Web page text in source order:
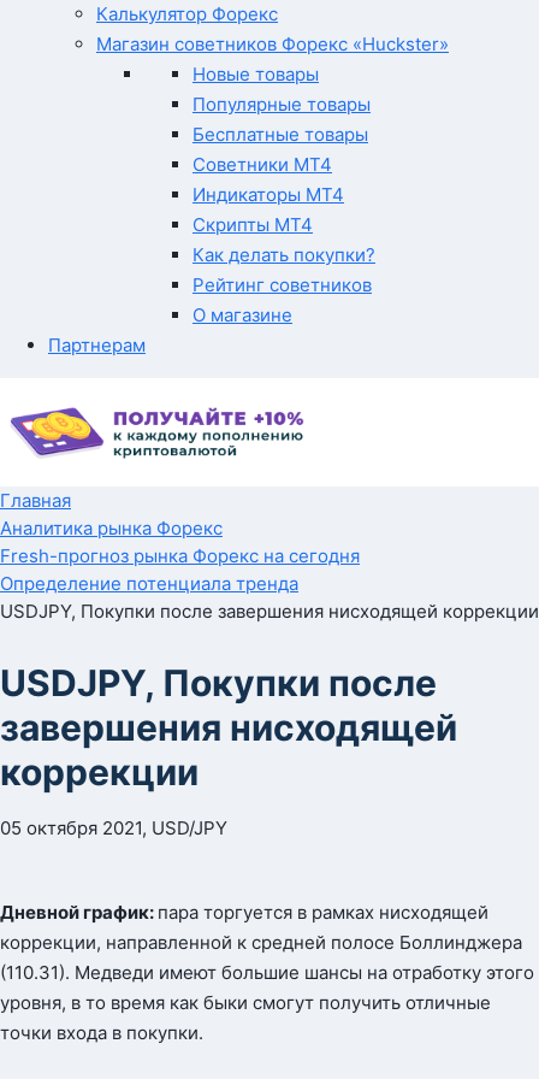
Калькулятор Форекс
Магазин советников Форекс «Huckster»
Новые товары
Популярные товары
Бесплатные товары
Советники MT4
Индикаторы MT4
Скрипты MT4
Как делать покупки?
Рейтинг советников
О магазине
Партнерам
Главная
Аналитика рынка Форекс
Fresh-прогноз рынка Форекс на сегодня
Определение потенциала тренда
USDJPY, Покупки после завершения нисходящей коррекции
USDJPY, Покупки после
завершения нисходящей
коррекции
05 октября 2021, USD/JPY
Дневной график: пара торгуется в рамках нисходящей
коррекции, направленной к средней полосе Боллинджера
(110.31). Медведи имеют большие шансы на отработку этого
уровня, в то время как быки смогут получить отличные
точки входа в покупки.